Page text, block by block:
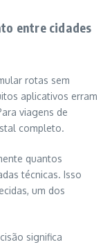
entre cidades
rotas sem
aplicativos erram
viagens de
completo.
quantos
técnicas. Isso
um dos
significa